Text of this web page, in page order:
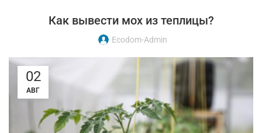
Как вывести мох из теплицы?
Ecodom-Admin
02
АВГ